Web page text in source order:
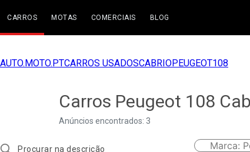
CARROS MOTAS COMERCIAIS BLOG
AUTO.MOTO.PTCARROS USADOSCABRIOPEUGEOT108
Carros Peugeot 108
Anúncios encontrados: 3
Marca: